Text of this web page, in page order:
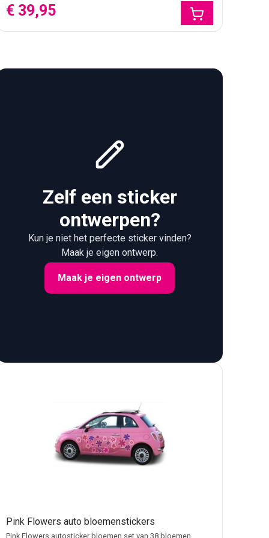
mogen krijgen.
sneller op rondom randen en details.
Vooral campers, compacte stadsauto’s en
zijpanelen bieden ruimte voor opvallende florale
€ 39,95
Zelf een sticker
ontwerpen?
Kun je niet het perfecte sticker vinden?
Maak je eigen ontwerp.
Maak je eigen ontwerp
Pink Flowers auto bloemenstickers
Pink Flowers autosticker bloemen set van 38 bloemen